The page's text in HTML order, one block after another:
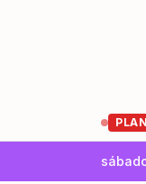
de restauração da